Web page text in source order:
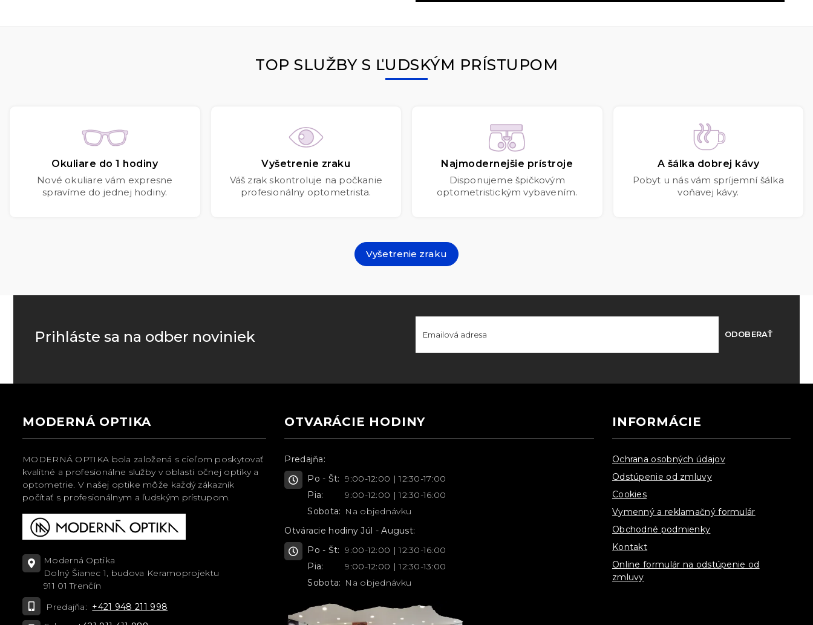
TOP SLUŽBY S ĽUDSKÝM PRÍSTUPOM
Okuliare do 1 hodiny
Nové okuliare vám expresne
spravíme do jednej hodiny.
Vyšetrenie zraku
Váš zrak skontroluje na počkanie
profesionálny optometrista.
Najmodernejšie prístroje
Disponujeme špičkovým
optometristickým vybavením.
A šálka dobrej kávy
Pobyt u nás vám spríjemní šálka
voňavej kávy.
Vyšetrenie zraku
Prihláste sa na odber noviniek ODOBERAŤ
MODERNÁ OPTIKA
MODERNÁ OPTIKA bola založená s cieľom poskytovať
kvalitné a profesionálne služby v oblasti očnej optiky a
optometrie. V našej optike môže každý zákazník
počítať s profesionálnym a ľudským prístupom.
Moderná Optika
Dolný Šianec 1, budova Keramoprojektu
911 01 Trenčín
Predajňa: +421 948 211 998
OTVARÁCIE HODINY
Predajňa:
Po - Št: 9:00-12:00 | 12:30-17:00
Pia:
9:00-12:00 | 12:30-16:00
Sobota: Na objednávku
Otváracie hodiny Júl - August:
Po - Št: 9:00-12:00 | 12:30-16:00
Pia:
9:00-12:00 | 12:30-13:00
Sobota: Na objednávku
INFORMÁCIE
Ochrana osobných údajov
Odstúpenie od zmluvy
Cookies
Vymenný a reklamačný formulár
Obchodné podmienky
Kontakt
Online formulár na odstúpenie od
zmluvy